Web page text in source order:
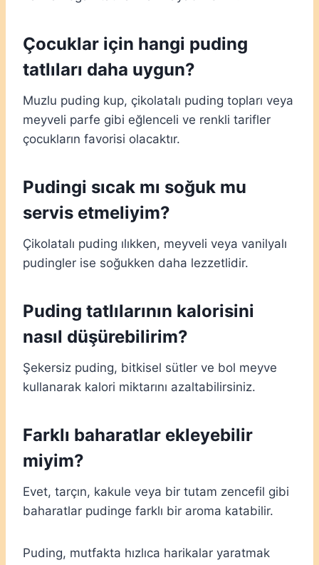
Çocuklar için hangi puding
tatlıları daha uygun?
Muzlu puding kup, çikolatalı puding topları veya
meyveli parfe gibi eğlenceli ve renkli tarifler
çocukların favorisi olacaktır.
Pudingi sıcak mı soğuk mu
servis etmeliyim?
Çikolatalı puding ılıkken, meyveli veya vanilyalı
pudingler ise soğukken daha lezzetlidir.
Puding tatlılarının kalorisini
nasıl düşürebilirim?
Şekersiz puding, bitkisel sütler ve bol meyve
kullanarak kalori miktarını azaltabilirsiniz.
Farklı baharatlar ekleyebilir
miyim?
Evet, tarçın, kakule veya bir tutam zencefil gibi
baharatlar pudinge farklı bir aroma katabilir.
Puding, mutfakta hızlıca harikalar yaratmak